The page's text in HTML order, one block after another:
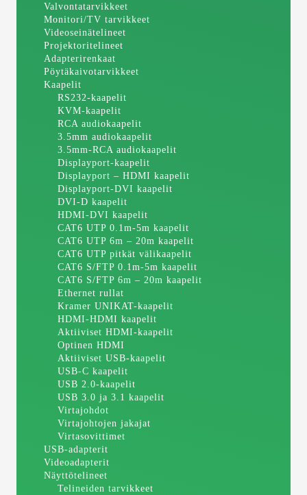
Valvontatarvikkeet
Monitori/TV tarvikkeet
Videoseinätelineet
Projektoritelineet
Adapterirenkaat
Pöytäkaivotarvikkeet
Kaapelit
RS232-kaapelit
KVM-kaapelit
RCA audiokaapelit
3.5mm audiokaapelit
3.5mm-RCA audiokaapelit
Displayport-kaapelit
Displayport – HDMI kaapelit
Displayport-DVI kaapelit
DVI-D kaapelit
HDMI-DVI kaapelit
CAT6 UTP 0.1m-5m kaapelit
CAT6 UTP 6m – 20m kaapelit
CAT6 UTP pitkät välikaapelit
CAT6 S/FTP 0.1m-5m kaapelit
CAT6 S/FTP 6m – 20m kaapelit
Ethernet rullat
Kramer UNIKAT-kaapelit
HDMI-HDMI kaapelit
Aktiiviset HDMI-kaapelit
Optinen HDMI
Aktiiviset USB-kaapelit
USB-C kaapelit
USB 2.0-kaapelit
USB 3.0 ja 3.1 kaapelit
Virtajohdot
Virtajohtojen jakajat
Virtasovittimet
USB-adapterit
Videoadapterit
Näyttötelineet
Telineiden tarvikkeet